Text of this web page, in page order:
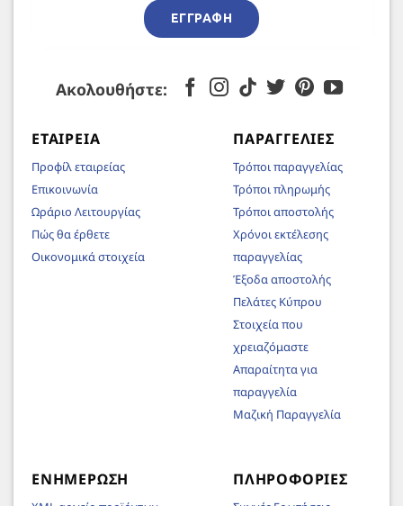
ΕΓΓΡΑΦΉ
Ακολουθήστε:
ΕΤΑΙΡΕΊΑ
Προφίλ εταιρείας
Επικοινωνία
Ωράριο Λειτουργίας
Πώς θα έρθετε
Οικονομικά στοιχεία
ΠΑΡΑΓΓΕΛΊΕΣ
Τρόποι παραγγελίας
Τρόποι πληρωμής
Τρόποι αποστολής
Χρόνοι εκτέλεσης
παραγγελίας
Έξοδα αποστολής
Πελάτες Κύπρου
Στοιχεία που
χρειαζόμαστε
Απαραίτητα για
παραγγελία
Μαζική Παραγγελία
ΕΝΗΜΈΡΩΣΗ ΠΛΗΡΟΦΟΡΊΕΣ